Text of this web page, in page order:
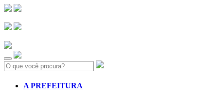
Search:
A PREFEITURA